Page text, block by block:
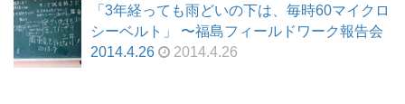
「3年経っても雨どいの下は、毎時60マイクロ
シーベルト」 〜福島フィールドワーク報告会
2014.4.26
2014.4.26